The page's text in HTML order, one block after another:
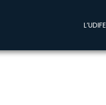
L’UDIFE